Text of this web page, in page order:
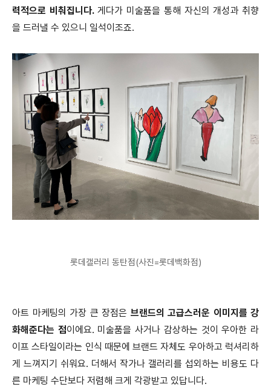
력적으로 비춰집니다.게다가 미술품을 통해 자신의 개성과 취향
을 드러낼 수 있으니 일석이조죠.
롯데갤러리 동탄점(사진=롯데백화점)
아트 마케팅의 가장 큰 장점은 브랜드의 고급스러운 이미지를 강
화해준다는 점이에요. 미술품을 사거나 감상하는 것이 우아한 라
이프 스타일이라는 인식 때문에 브랜드 자체도 우아하고 럭셔리하
게 느껴지기 쉬워요. 더해서 작가나 갤러리를 섭외하는 비용도 다
른 마케팅 수단보다 저렴해 크게 각광받고 있답니다.